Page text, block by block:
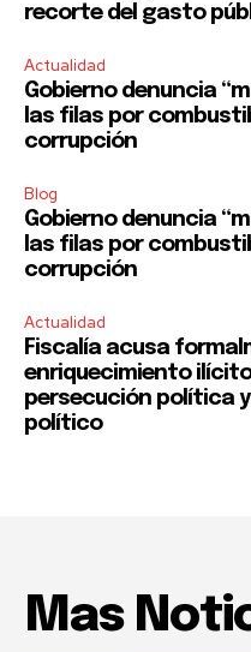
recorte del gasto
Actualidad
Gobierno denuncia
las filas por
corrupción
Blog
Gobierno denuncia
las filas por
corrupción
Actualidad
Fiscalía acusa
enriquecimiento
persecución política
político
Mas